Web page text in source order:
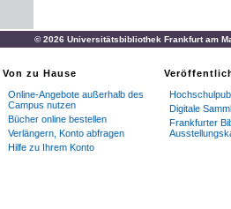
© 2026 Universitätsbibliothek Frankfurt am
Von zu Hause
Online-Angebote außerhalb des
Campus nutzen
Bücher online bestellen
Verlängern, Konto abfragen
Hilfe zu Ihrem Konto
Digitale
Frankfurter